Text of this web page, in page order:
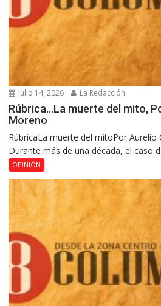
julio 14, 2026 La Redacción
Rúbrica…La muerte del mito,
Moreno
RúbricaLa muerte del mitoPor Aurelio
Durante más de una década, el caso
OPINIÓN